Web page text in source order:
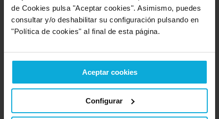
de Cookies pulsa "Aceptar cookies". Asimismo, puedes
consultar y/o deshabilitar su configuración pulsando en
"Política de cookies" al final de esta página.
Aceptar cookies
Configurar
Amabilidad
Calidad / precio
Empresa valorada:
Acquajet
Empresa que ofrece servicio en:
8.0